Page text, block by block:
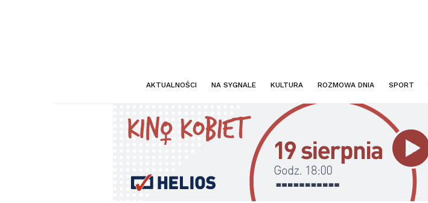
AKTUALNOŚCI NA SYGNALE KULTURA ROZMOWA DNIA SPORT